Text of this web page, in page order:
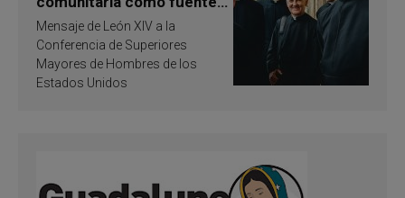
de inspiración y
santificación
Mensaje de León XIV a la
Conferencia de Superiores
Mayores de Hombres de los
Estados Unidos